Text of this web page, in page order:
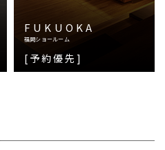
FUKUOKA
福岡ショールーム
[予約優先]